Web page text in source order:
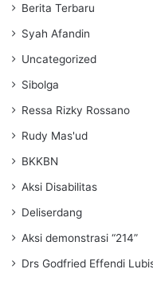
Berita Terbaru
Syah Afandin
Uncategorized
Sibolga
Ressa Rizky Rossano
Rudy Mas'ud
BKKBN
Aksi Disabilitas
Deliserdang
Aksi demonstrasi “214”
Drs Godfried Effendi